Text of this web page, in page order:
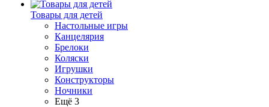
Товары для детей
Настольные игры
Канцелярия
Брелоки
Коляски
Игрушки
Конструкторы
Ночники
Ещё 3